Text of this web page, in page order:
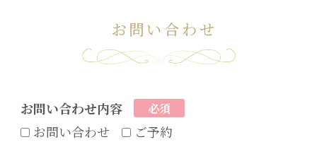
お問い合わせ
お問い合わせ内容 必須
お問い合わせ
ご予約